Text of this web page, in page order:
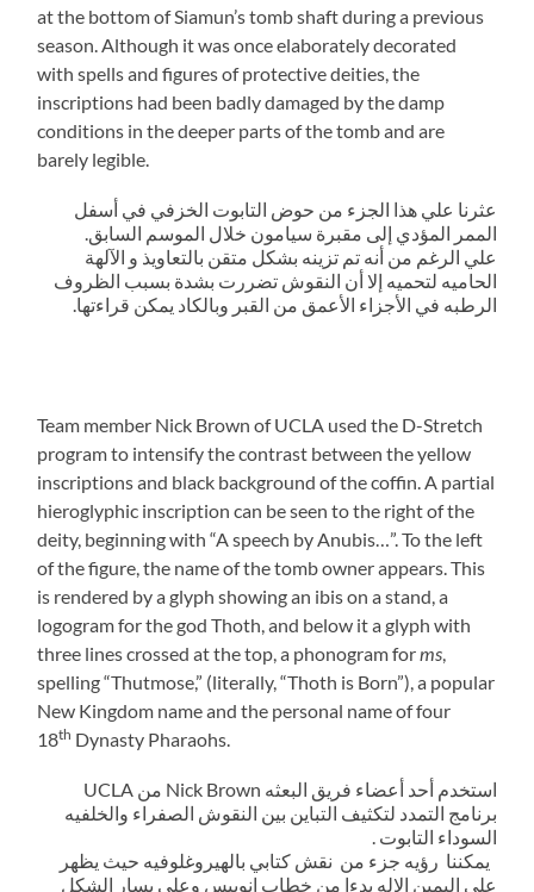
at the bottom of Siamun’s tomb shaft during a previous
season. Although it was once elaborately decorated
with spells and figures of protective deities, the
inscriptions had been badly damaged by the damp
conditions in the deeper parts of the tomb and are
barely legible.
عثرنا علي هذا الجزء من حوض التابوت الخزفي في أسفل
الممر المؤدي إلى مقبرة سيامون خلال الموسم السابق.
علي الرغم من أنه تم تزينه بشكل متقن بالتعاويذ و الآلهة
الحاميه لتحميه إلا أن النقوش تضررت بشدة بسبب الظروف
الرطبه في الأجزاء الأعمق من القبر وبالكاد يمكن قراءتها.
Team member Nick Brown of UCLA used the D-Stretch
program to intensify the contrast between the yellow
inscriptions and black background of the coffin. A partial
hieroglyphic inscription can be seen to the right of the
deity, beginning with “A speech by Anubis…”. To the left
of the figure, the name of the tomb owner appears. This
is rendered by a glyph showing an ibis on a stand, a
logogram for the god Thoth, and below it a glyph with
three lines crossed at the top, a phonogram forms,
spelling “Thutmose,” (literally, “Thoth is Born”), a popular
New Kingdom name and the personal name of four
18th Dynasty Pharaohs.
استخدم أحد أعضاء فريق البعثه Nick Brown من UCLA
برنامج التمدد لتكثيف التباين بين النقوش الصفراء والخلفيه
السوداء التابوت .
يمكننا رؤيه جزء من نقش كتابي بالهيروغلوفيه حيث يظهر
علي اليمين الإله بدءا من خطاب انوبيس وعلي يسار الشكل